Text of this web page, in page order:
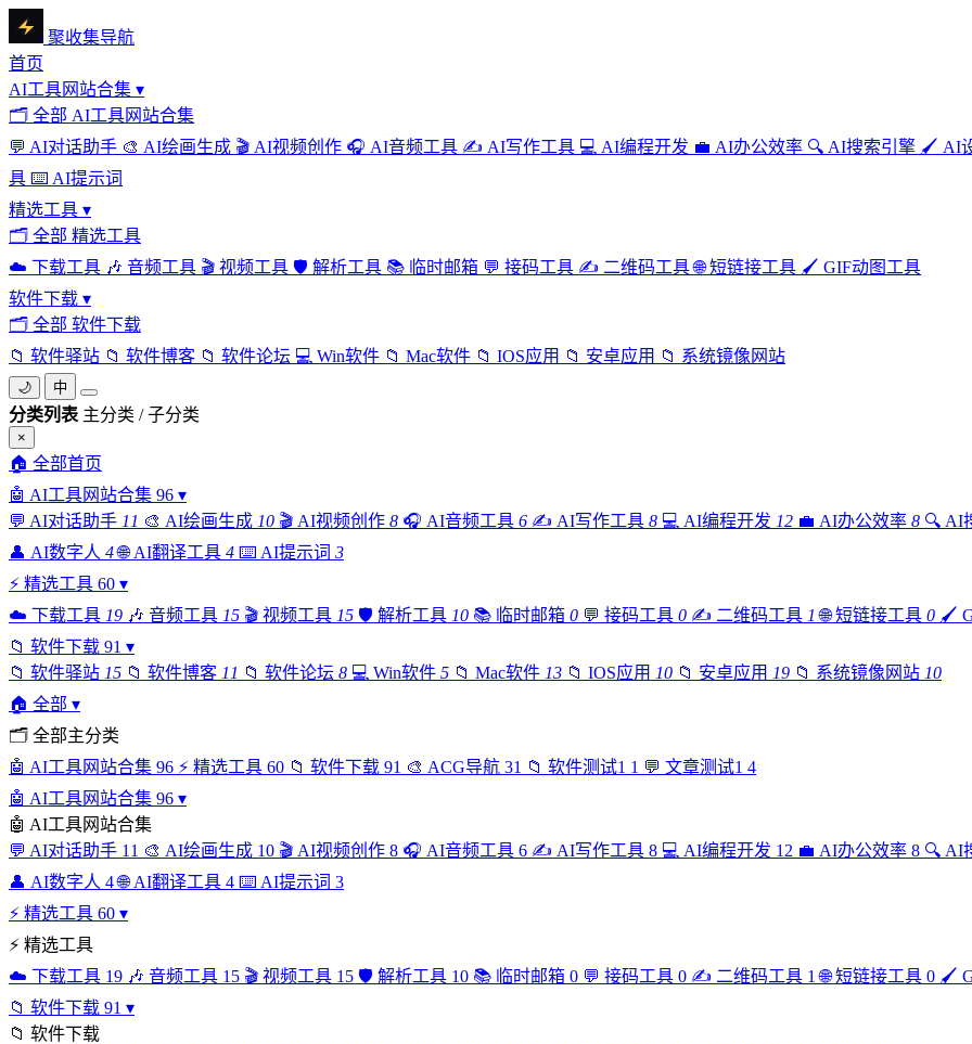
聚收集导航
首页
AI工具网站合集 ▾
🗂 全部 AI工具网站合集
💬 AI对话助手 🎨 AI绘画生成 🎬 AI视频创作 🎧 AI音频工具 ✍️ AI写作工具 💻 AI编程开发 💼 AI办公效率 🔍 AI搜索引擎 🖌️ AI
具 ⌨️ AI提示词
精选工具 ▾
🗂 全部 精选工具
☁️ 下载工具 🎶 音频工具 🎬 视频工具 🛡️ 解析工具 📚 临时邮箱 💬 接码工具 ✍️ 二维码工具 🌐 短链接工具 🖌️ GIF动图工具
软件下载 ▾
🗂 全部 软件下载
📁 软件驿站 📁 软件博客 📁 软件论坛 💻 Win软件 📁 Mac软件 📁 IOS应用 📁 安卓应用 📁 系统镜像网站
🌙 中
分类列表 主分类 / 子分类
×
🏠 全部首页
🤖 AI工具网站合集 96 ▾
💬 AI对话助手 11 🎨 AI绘画生成 10 🎬 AI视频创作 8 🎧 AI音频工具 6 ✍️ AI写作工具 8 💻 AI编程开发 12 💼 AI办公效率 8 🔍 AI
👤 AI数字人 4 🌐 AI翻译工具 4 ⌨️ AI提示词 3
⚡ 精选工具 60 ▾
☁️ 下载工具 19 🎶 音频工具 15 🎬 视频工具 15 🛡️ 解析工具 10 📚 临时邮箱 0 💬 接码工具 0 ✍️ 二维码工具 1 🌐 短链接工具 0 🖌️
📁 软件下载 91 ▾
📁 软件驿站 15 📁 软件博客 11 📁 软件论坛 8 💻 Win软件 5 📁 Mac软件 13 📁 IOS应用 10 📁 安卓应用 19 📁 系统镜像网站 10
🏠 全部 ▾
🗂 全部主分类
🤖 AI工具网站合集 96 ⚡ 精选工具 60 📁 软件下载 91 🎨 ACG导航 31 📁 软件测试1 1 💬 文章测试1 4
🤖 AI工具网站合集 96 ▾
🤖 AI工具网站合集
💬 AI对话助手 11 🎨 AI绘画生成 10 🎬 AI视频创作 8 🎧 AI音频工具 6 ✍️ AI写作工具 8 💻 AI编程开发 12 💼 AI办公效率 8 🔍 AI
👤 AI数字人 4 🌐 AI翻译工具 4 ⌨️ AI提示词 3
⚡ 精选工具 60 ▾
⚡ 精选工具
☁️ 下载工具 19 🎶 音频工具 15 🎬 视频工具 15 🛡️ 解析工具 10 📚 临时邮箱 0 💬 接码工具 0 ✍️ 二维码工具 1 🌐 短链接工具 0 🖌️
📁 软件下载 91 ▾
📁 软件下载